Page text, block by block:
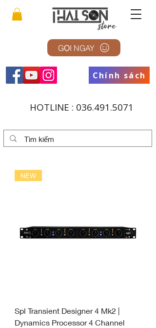
GỌI NGAY
Chính sách
HOTLINE : 036.491.5071
NEW
Spl Transient Designer 4 Mk2 |
Dynamics Processor 4 Channel